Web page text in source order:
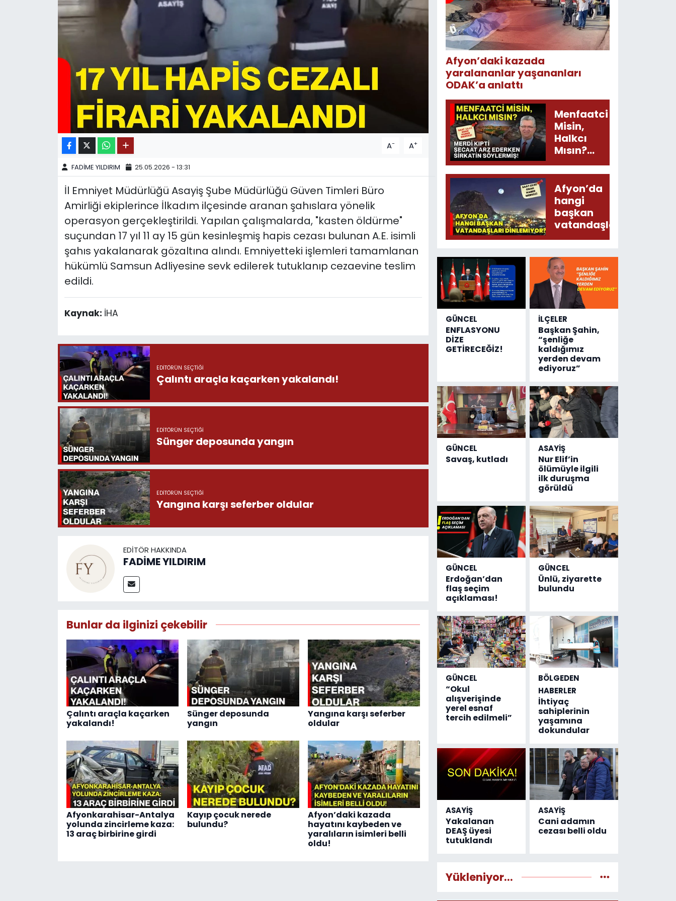
A- A+
FADİME YILDIRIM 25.05.2026 - 13:31
İl Emniyet Müdürlüğü Asayiş Şube Müdürlüğü Güven Timleri Büro
Amirliği ekiplerince İlkadım ilçesinde aranan şahıslara yönelik
operasyon gerçekleştirildi. Yapılan çalışmalarda, "kasten öldürme"
suçundan 17 yıl 11 ay 15 gün kesinleşmiş hapis cezası bulunan A.E. isimli
şahıs yakalanarak gözaltına alındı. Emniyetteki işlemleri tamamlanan
hükümlü Samsun Adliyesine sevk edilerek tutuklanıp cezaevine teslim
edildi.
Kaynak: İHA
EDITÖRÜN SEÇTIĞI
Çalıntı araçla kaçarken yakalandı!
EDITÖRÜN SEÇTIĞI
Sünger deposunda yangın
EDITÖRÜN SEÇTIĞI
Yangına karşı seferber oldular
EDITÖR HAKKINDA
FADİME YILDIRIM
Bunlar da ilginizi çekebilir
Çalıntı araçla kaçarken
yakalandı!
Sünger deposunda
yangın
Yangına karşı seferber
oldular
Afyonkarahisar-Antalya
yolunda zincirleme kaza:
13 araç birbirine girdi
Kayıp çocuk nerede
bulundu?
Afyon’daki kazada
hayatını kaybeden ve
yaralıların isimleri belli
oldu!
Afyon’daki kazada
yaralananlar yaşananları
ODAK’a anlattı
Menfaatci
Misin,
Halkcı
Mısın?
Merdi
Kıpti
Şecaat
Arz
Ederken
Sirkatin
Söylermiş!
Afyon’da
hangi
başkan
vatandaşları
dinlemiyor?
GÜNCEL
ENFLASYONU
DİZE
GETİRECEĞİZ!
İLÇELER
Başkan Şahin,
“şenliğe
kaldığımız
yerden devam
ediyoruz”
GÜNCEL
Savaş, kutladı
ASAYİŞ
Nur Elif’in
ölümüyle ilgili
ilk duruşma
görüldü
GÜNCEL
Erdoğan’dan
flaş seçim
açıklaması!
GÜNCEL
Ünlü, ziyarette
bulundu
GÜNCEL
“Okul
alışverişinde
yerel esnaf
tercih edilmeli”
BÖLGEDEN
HABERLER
İhtiyaç
sahiplerinin
yaşamına
dokundular
ASAYİŞ
Yakalanan
DEAŞ üyesi
tutuklandı
ASAYİŞ
Cani adamın
cezası belli oldu
Yükleniyor...